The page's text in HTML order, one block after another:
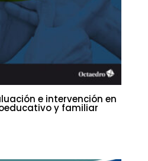
e intervención en
y familiar